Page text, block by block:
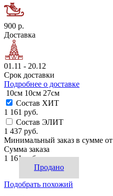
900 р.
Доставка
01.11 - 20.12
Срок доставки
Подробнее о доставке
10см 10см 27см
Состав ХИТ
1 161 руб.
Состав ЭЛИТ
1 437 руб.
Минимальный заказ в сумме от
Сумма заказа
1 161 руб.
Продано
Подобрать похожий